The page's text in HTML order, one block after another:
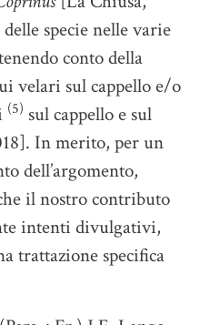
specie nelle varie
conto della
velari sul cappello e/o
(5) sul cappello e sul
In merito, per un
dell’argomento,
il nostro contributo
intenti divulgativi,
trattazione specifica